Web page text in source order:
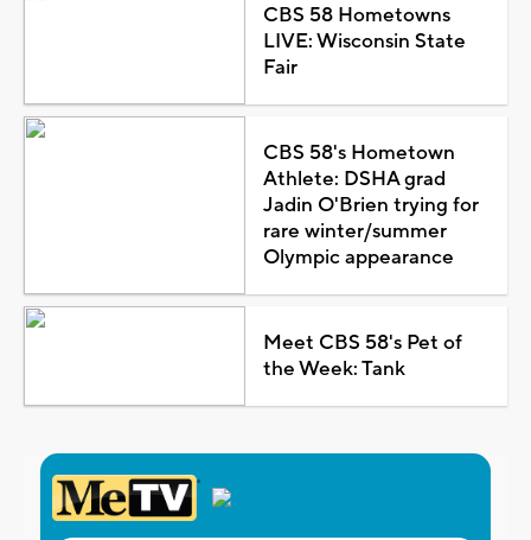
CBS 58 Hometowns
LIVE: Wisconsin State
Fair
CBS 58's Hometown
Athlete: DSHA grad
Jadin O'Brien trying for
rare winter/summer
Olympic appearance
Meet CBS 58's Pet of
the Week: Tank